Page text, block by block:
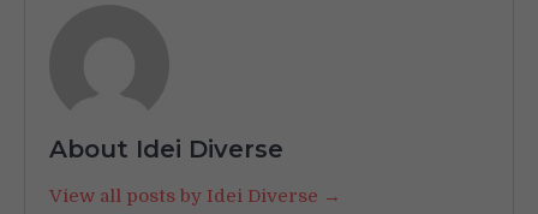
About Idei Diverse
View all posts by Idei Diverse →